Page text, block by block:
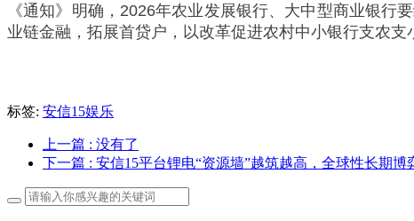
《通知》明确，2026年农业发展银行、大中型商业银
业链金融，拓展首贷户，以改革促进农村中小银行支农
标签: 安信15娱乐
上一篇 : 没有了
下一篇 : 安信15平台锂电“资源墙”越筑越高，全球性长期博